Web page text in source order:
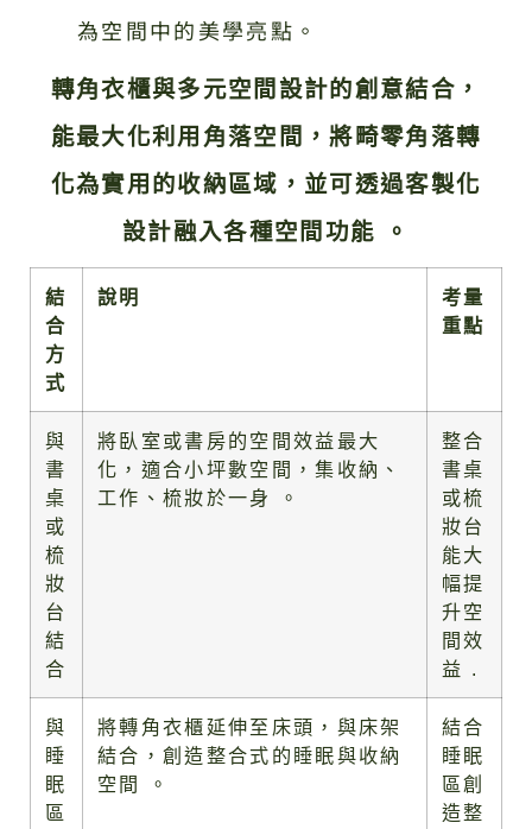
為空間中的美學亮點。
轉角衣櫃與多元空間設計的創意結合，
能最大化利用角落空間，將畸零角落轉
化為實用的收納區域，並可透過客製化
設計融入各種空間功能 。
結
合
方
式
說明
考量
重點
與
書
桌
或
梳
妝
台
結
合
將臥室或書房的空間效益最大
化，適合小坪數空間，集收納、
工作、梳妝於一身 。
整合
書桌
或梳
妝台
能大
幅提
升空
間效
益 .
與
睡
眠
區
將轉角衣櫃延伸至床頭，與床架
結合，創造整合式的睡眠與收納
空間 。
結合
睡眠
區創
造整